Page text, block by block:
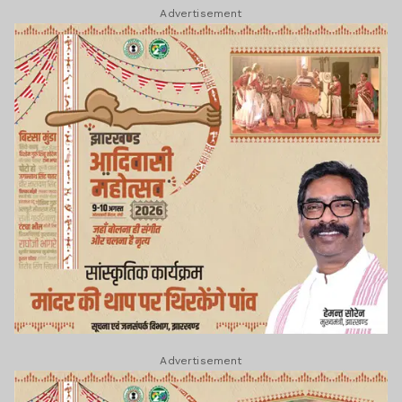
Advertisement
Advertisement